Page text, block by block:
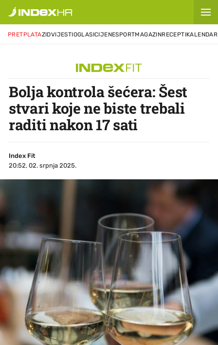
PRETPLATAZIDVIJESTIOGLASICIJENESPORTMAGAZINRECEPTIKALENDAR
Bolja kontrola šećera: Šest
stvari koje ne biste trebali
raditi nakon 17 sati
Index Fit
20:52, 02. srpnja 2025.